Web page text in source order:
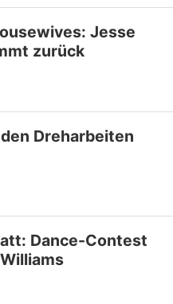
Jesse
zurück
Dreharbeiten
Dance-Contest